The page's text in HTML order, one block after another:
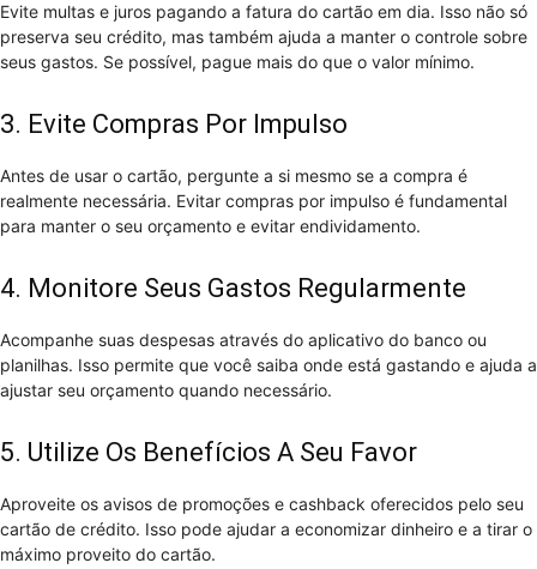
Evite multas e juros pagando a fatura do cartão em dia. Isso não só
preserva seu crédito, mas também ajuda a manter o controle sobre
seus gastos. Se possível, pague mais do que o valor mínimo.
3. Evite Compras Por Impulso
Antes de usar o cartão, pergunte a si mesmo se a compra é
realmente necessária. Evitar compras por impulso é fundamental
para manter o seu orçamento e evitar endividamento.
4. Monitore Seus Gastos Regularmente
Acompanhe suas despesas através do aplicativo do banco ou
planilhas. Isso permite que você saiba onde está gastando e ajuda a
ajustar seu orçamento quando necessário.
5. Utilize Os Benefícios A Seu Favor
Aproveite os avisos de promoções e cashback oferecidos pelo seu
cartão de crédito. Isso pode ajudar a economizar dinheiro e a tirar o
máximo proveito do cartão.